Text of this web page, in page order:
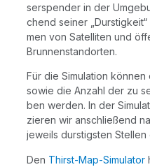
ser­spen­der in der
chend sei­ner
men von Satel­li­ten und
Brunnenstandorten.
Für die Simu­la­ti­on
sowie die Anzahl der zu
ben wer­den. In der
zie­ren wir anschlie­ßend
jeweils durs­tigs­ten Stel­len
Den Thirst-Map-Simu­la­tor